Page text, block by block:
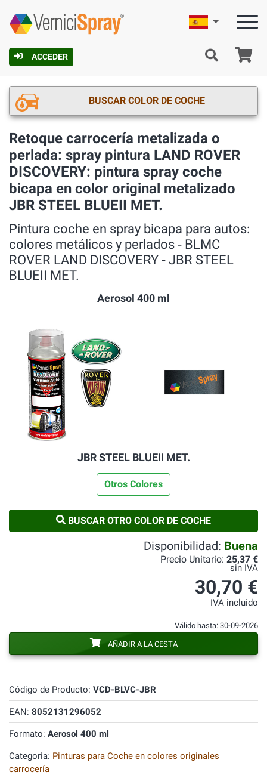
ACCEDER
Español
BUSCAR COLOR DE COCHE
Retoque carrocería metalizada o
perlada: spray pintura LAND ROVER
DISCOVERY: pintura spray coche
bicapa en color original metalizado
JBR STEEL BLUEII MET.
Pintura coche en spray bicapa para autos:
colores metálicos y perlados ‐ BLMC
ROVER LAND DISCOVERY ‐ JBR STEEL
BLUEII MET.
Aerosol 400 ml
JBR STEEL BLUEII MET.
Otros Colores
BUSCAR OTRO COLOR DE COCHE
Código de Producto: VCD-BLVC-JBR
EAN: 8052131296052
Formato: Aerosol 400 ml
Categoria: Pinturas para Coche en colores originales
carrocería
Disponibilidad: Buena
Precio Unitario: 25,37 €
sin IVA
30,70 €
IVA incluido
Válido hasta: 30-09-2026
AÑADIR A LA CESTA